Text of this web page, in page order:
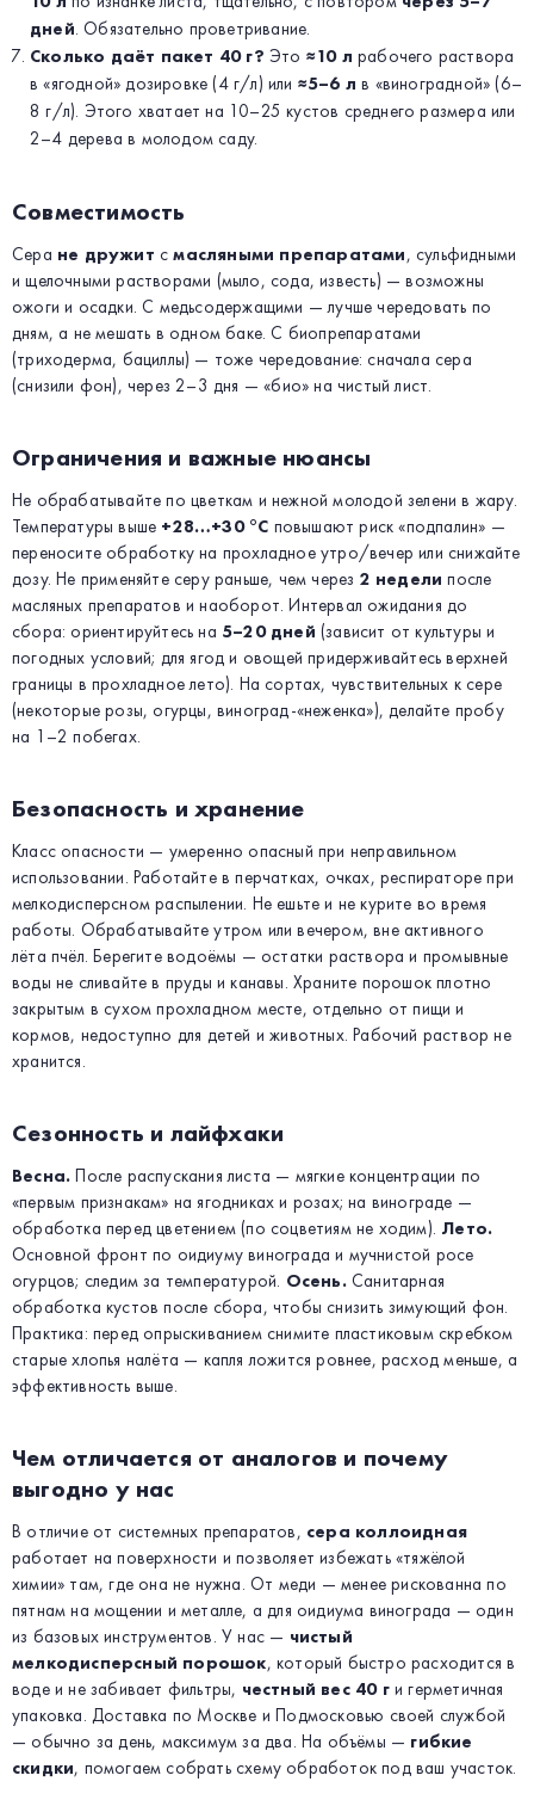
дней. Обязательно проветривание.
Сколько даёт пакет 40 г? Это ≈10 л рабочего раствора
в «ягодной» дозировке (4 г/л) или ≈5–6 л в «виноградной» (6–
8 г/л). Этого хватает на 10–25 кустов среднего размера или
2–4 дерева в молодом саду.
Совместимость
Сера не дружит смасляными препаратами, сульфидными
и щелочными растворами (мыло, сода, известь) — возможны
ожоги и осадки. С медьсодержащими — лучше чередовать по
дням, а не мешать в одном баке. С биопрепаратами
(триходерма, бациллы) — тоже чередование: сначала сера
(снизили фон), через 2–3 дня — «био» на чистый лист.
Ограничения и важные нюансы
Не обрабатывайте по цветкам и нежной молодой зелени в жару.
Температуры выше +28…+30 °C повышают риск «подпалин» —
переносите обработку на прохладное утро/вечер или снижайте
дозу. Не применяйте серу раньше, чем через 2 недели после
масляных препаратов и наоборот. Интервал ожидания до
сбора: ориентируйтесь на 5–20 дней (зависит от культуры и
погодных условий; для ягод и овощей придерживайтесь верхней
границы в прохладное лето). На сортах, чувствительных к сере
(некоторые розы, огурцы, виноград-«неженка»), делайте пробу
на 1–2 побегах.
Безопасность и хранение
Класс опасности — умеренно опасный при неправильном
использовании. Работайте в перчатках, очках, респираторе при
мелкодисперсном распылении. Не ешьте и не курите во время
работы. Обрабатывайте утром или вечером, вне активного
лёта пчёл. Берегите водоёмы — остатки раствора и промывные
воды не сливайте в пруды и канавы. Храните порошок плотно
закрытым в сухом прохладном месте, отдельно от пищи и
кормов, недоступно для детей и животных. Рабочий раствор не
хранится.
Сезонность и лайфхаки
Весна. После распускания листа — мягкие концентрации по
«первым признакам» на ягодниках и розах; на винограде —
обработка перед цветением (по соцветиям не ходим). Лето.
Основной фронт по оидиуму винограда и мучнистой росе
огурцов; следим за температурой. Осень.Санитарная
обработка кустов после сбора, чтобы снизить зимующий фон.
Практика: перед опрыскиванием снимите пластиковым скребком
старые хлопья налёта — капля ложится ровнее, расход меньше, а
эффективность выше.
Чем отличается от аналогов и почему
выгодно у нас
В отличие от системных препаратов, сера коллоидная
работает на поверхности и позволяет избежать «тяжёлой
химии» там, где она не нужна. От меди — менее рискованна по
пятнам на мощении и металле, а для оидиума винограда — один
из базовых инструментов. У нас — чистый
мелкодисперсный порошок, который быстро расходится в
воде и не забивает фильтры, честный вес 40 ги герметичная
упаковка. Доставка по Москве и Подмосковью своей службой
— обычно за день, максимум за два. На объёмы — гибкие
скидки, помогаем собрать схему обработок под ваш участок.